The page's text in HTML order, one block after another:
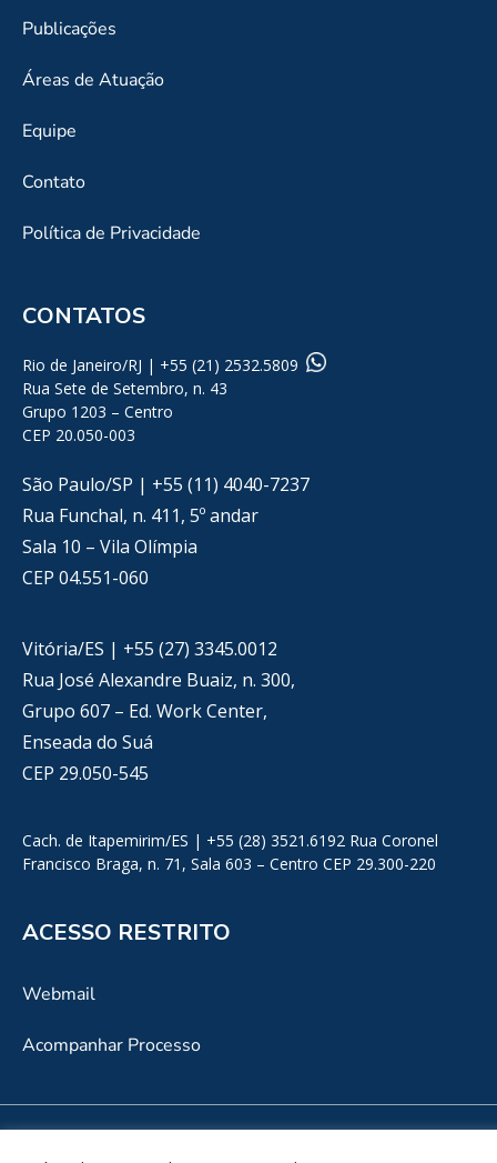
Publicações
Áreas de Atuação
Equipe
Contato
Política de Privacidade
CONTATOS
Rio de Janeiro/RJ | +55 (21) 2532.5809
Rua Sete de Setembro, n. 43
Grupo 1203 – Centro
CEP 20.050-003
São Paulo/SP | +55 (11) 4040-7237
Rua Funchal, n. 411, 5º andar
Sala 10 – Vila Olímpia
CEP 04.551-060
Vitória/ES | +55 (27) 3345.0012
Rua José Alexandre Buaiz, n. 300,
Grupo 607 – Ed. Work Center,
Enseada do Suá
CEP 29.050-545
Cach. de Itapemirim/ES | +55 (28) 3521.6192 Rua Coronel
Francisco Braga, n. 71, Sala 603 – Centro CEP 29.300-220
ACESSO RESTRITO
Webmail
Acompanhar Processo